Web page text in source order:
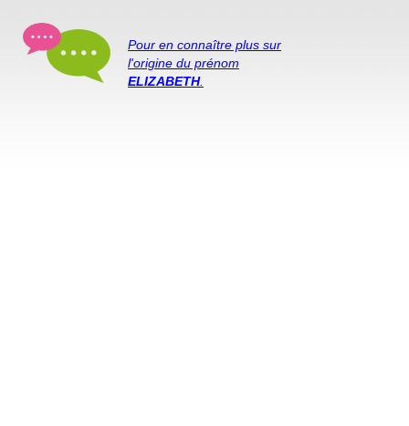
Pour en connaître plus sur
l'origine du prénom
ELIZABETH.